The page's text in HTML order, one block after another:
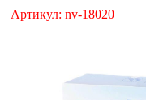
Артикул: nv-18020